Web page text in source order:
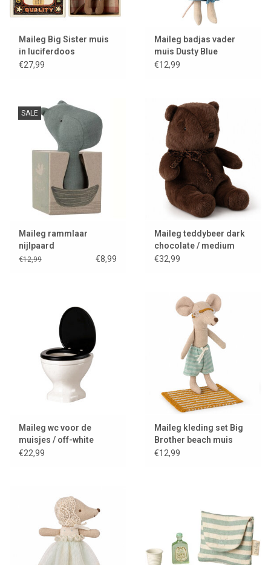
Maileg Big Sister muis
in luciferdoos
€27,99
Maileg badjas vader
muis Dusty Blue
€12,99
SALE
Maileg rammlaar
nijlpaard
€12,99 €8,99
Maileg teddybeer dark
chocolate / medium
€32,99
Maileg wc voor de
muisjes / off-white
€22,99
Maileg kleding set Big
Brother beach muis
€12,99